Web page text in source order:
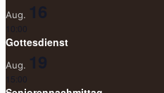
Aug. 16
10:00
Gottesdienst
Aug. 19
15:00